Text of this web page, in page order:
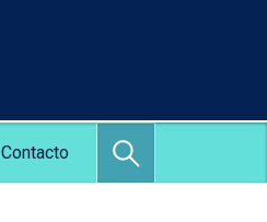
Contacto